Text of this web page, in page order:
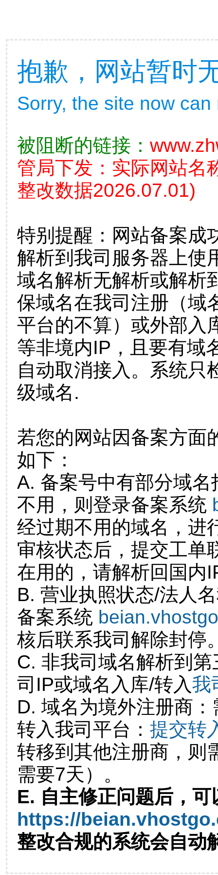
抱歉，网站暂时
Sorry, the site now
被阻断的链接：
管局下发：实际网站名
整改数据2026.07.01)
特别提醒：网站备案成
解析到我司服务器上使
域名解析无解析或解析
保域名在我司注册（域
平台的不算）或外部入
等非境内IP，且要有域
自动取消接入。系统只
级域名.
若您的网站因备案方面
如下：
A. 备案号中有部分域
不用，则登录备案系统
经过期不用的域名，进
审核状态后，提交工单
在用的，请解析回国内
B. 营业执照状态/法人
备案系统
核后联系我司解除封停
C. 非我司域名解析到
司IP或域名入库/转入我
D. 域名为境外注册商
转入我司平台： 提交转
转移到其他注册商，则
需要7天）。
E. 自主修正问题后，可
https://
整改合规的系统会自动